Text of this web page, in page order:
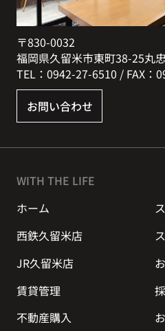
〒830-0032
福岡県久留米市東町38-25丸
TEL：0942-27-6510 / FAX：
お問い合わせ
WITH THE LIFE
ホーム
西鉄久留米店
JR久留米店
賃貸管理
不動産購入